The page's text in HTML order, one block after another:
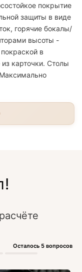
покрытие
защиты в виде
горячие бокалы/
высоты -
в
карточки. Столы
Осталось 5 вопросов